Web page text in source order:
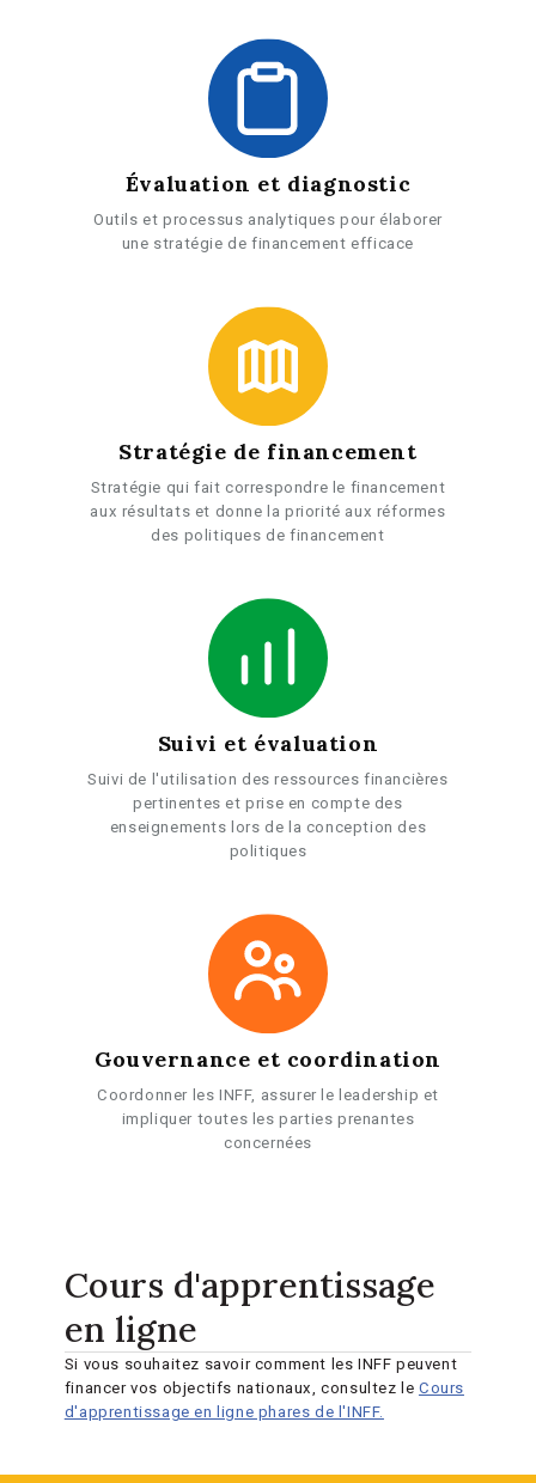
Évaluation et diagnostic
Outils et processus analytiques pour élaborer
une stratégie de financement efficace
Stratégie de financement
Stratégie qui fait correspondre le financement
aux résultats et donne la priorité aux réformes
des politiques de financement
Suivi et évaluation
Suivi de l'utilisation des ressources financières
pertinentes et prise en compte des
enseignements lors de la conception des
politiques
Gouvernance et coordination
Coordonner les INFF, assurer le leadership et
impliquer toutes les parties prenantes
concernées
Cours d'apprentissage
en ligne
Si vous souhaitez savoir comment les INFF peuvent
financer vos objectifs nationaux, consultez le Cours
d'apprentissage en ligne phares de l'INFF.